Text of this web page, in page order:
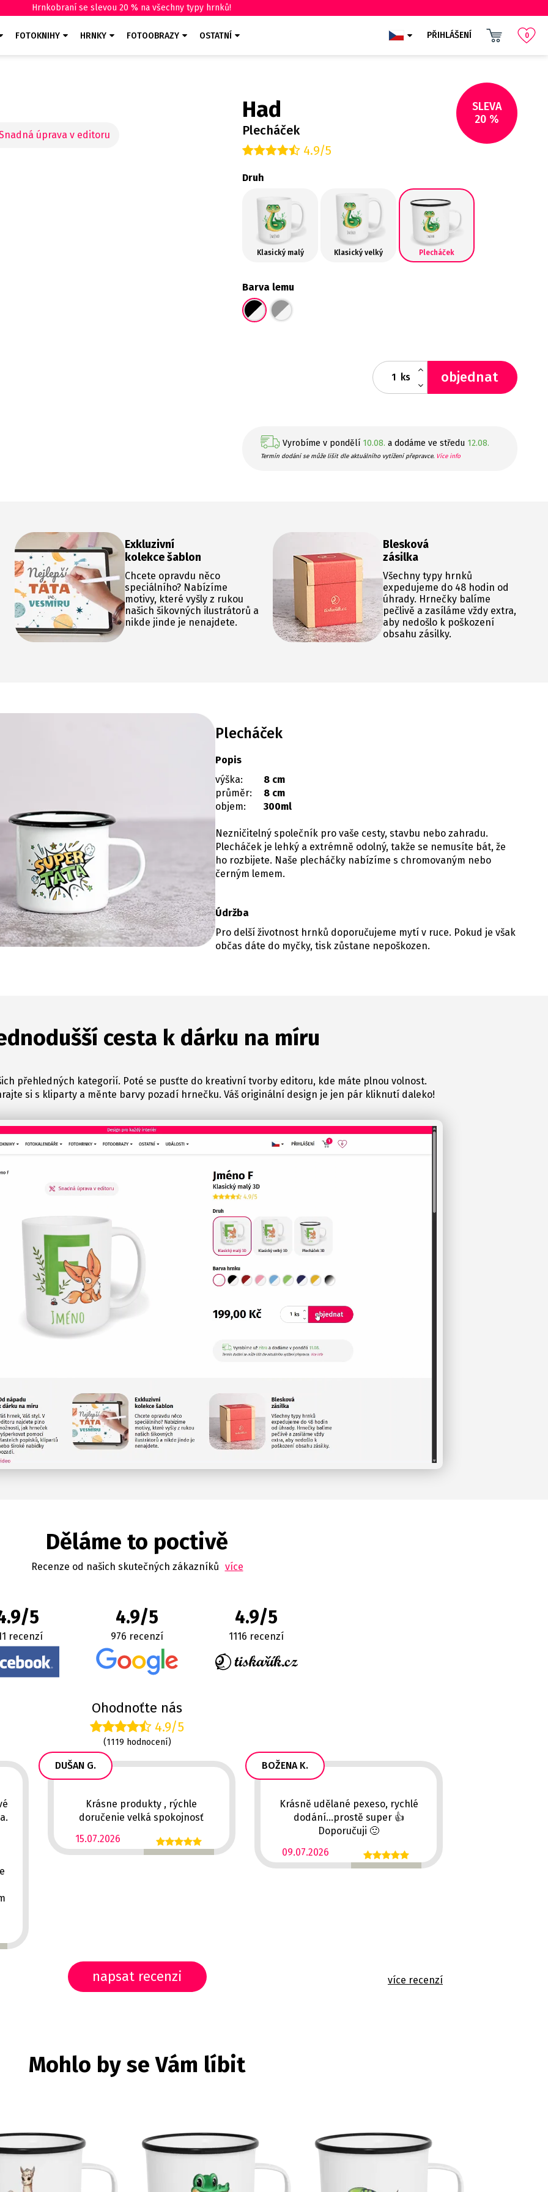
Hrnkobraní se slevou 20 % na všechny typy hrnků!
FOTOKNIHY HRNKY FOTOOBRAZY OSTATNÍ PŘIHLÁŠENÍ 0
SLEVA
20 %
Had
Plecháček
4.9/5
Druh
Klasický malý Klasický velký Plecháček
Barva lemu
ks objednat
Vyrobíme v pondělí 10.08. a dodáme ve středu 12.08.
Termín dodání se může lišit dle aktuálního vytížení přepravce. Více info
Exkluzivní
kolekce šablon
Chcete opravdu něco
speciálního? Nabízíme
motivy, které vyšly z rukou
našich šikovných ilustrátorů a
nikde jinde je nenajdete.
Blesková
zásilka
Všechny typy hrnků
expedujeme do 48 hodin od
úhrady. Hrnečky balíme
pečlivě a zasíláme vždy extra,
aby nedošlo k poškození
obsahu zásilky.
Plecháček
Popis
výška:
8 cm
průměr:
8 cm
objem:
300ml
Nezničitelný společník pro vaše cesty, stavbu nebo zahradu.
Plecháček je lehký a extrémně odolný, takže se nemusíte bát, že
ho rozbijete. Naše plecháčky nabízíme s chromovaným nebo
černým lemem.
Údržba
Pro delší životnost hrnků doporučujeme mytí v ruce. Pokud je však
občas dáte do myčky, tisk zůstane nepoškozen.
cesta k dárku na míru
přehledných kategorií. Poté se pusťte do kreativní tvorby editoru, kde máte plnou volnost.
si s kliparty a měnte barvy pozadí hrnečku. Váš originální design je jen pár kliknutí daleko!
Děláme to poctivě
Recenze od našich skutečných zákazníků více
5
recenzí
4.9/5
976 recenzí
4.9/5
1116 recenzí
Ohodnoťte nás
4.9/5
(1119 hodnocení)
DUŠAN G.
15.07.2026
Krásne produkty , rýchle
doručenie velká spokojnosť
BOŽENA K.
09.07.2026
Krásně udělané pexeso, rychlé
dodání...prostě super 👍
Doporučuji 🙂
napsat recenzi více recenzí
Mohlo by se Vám líbit